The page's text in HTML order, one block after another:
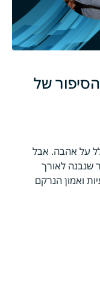
של
על אהבה. אבל
שנבנה לאורך
ואמון הנרקם